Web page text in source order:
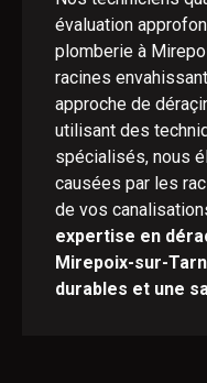
évaluation
plomberie à
racines
approche de
utilisant des
spécialisés, nous
causées par les
de vos
expertise en
Mirepoix-sur-
durables et une